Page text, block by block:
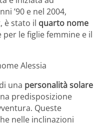
’90 e nel 2004,
è stato il quarto nome
le figlie femmine e il
Alessia
una personalità solare
predisposizione
Queste
nelle inclinazioni